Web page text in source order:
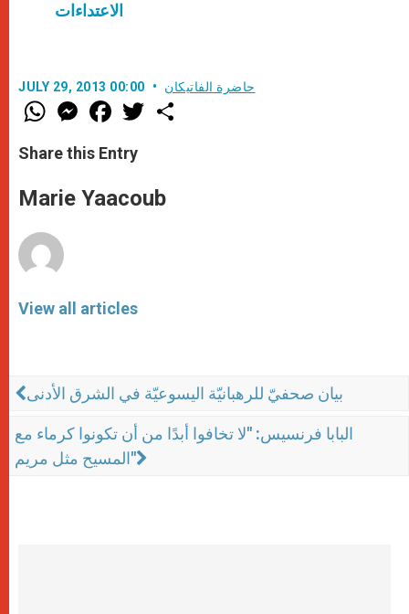
الاعتداءات
JULY 29, 2013 00:00 حاضرة الفاتيكان
W
h
t
s
p
p
M
e
s
e
g
e
F
a
e
b
o
k
w
r
Share this Entry
Marie Yaacoub
View all articles
بيان صحفيّ للرهبانيّة اليسوعيّة في الشرق الأدنى
البابا فرنسيس: "لا تخافوا أبدًا من أن تكونوا كرماء مع
المسيح مثل مريم"